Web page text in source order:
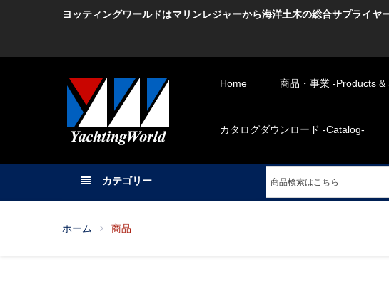
ヨッティングワールドはマリンレジャーから海洋土木の総合サプライヤ
Home 商品・事業 -Products &
カタログダウンロード -Catalog-
カテゴリー
ホーム 商品